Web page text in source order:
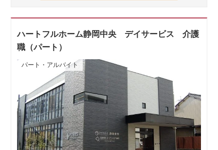
ハートフルホーム静岡中央 デイサービス 介護
職（パート）
パート・アルバイト